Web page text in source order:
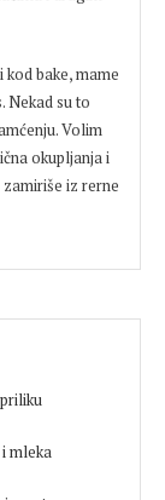
bake, mame
Nekad su to
Volim
okupljanja i
iz rerne
mleka